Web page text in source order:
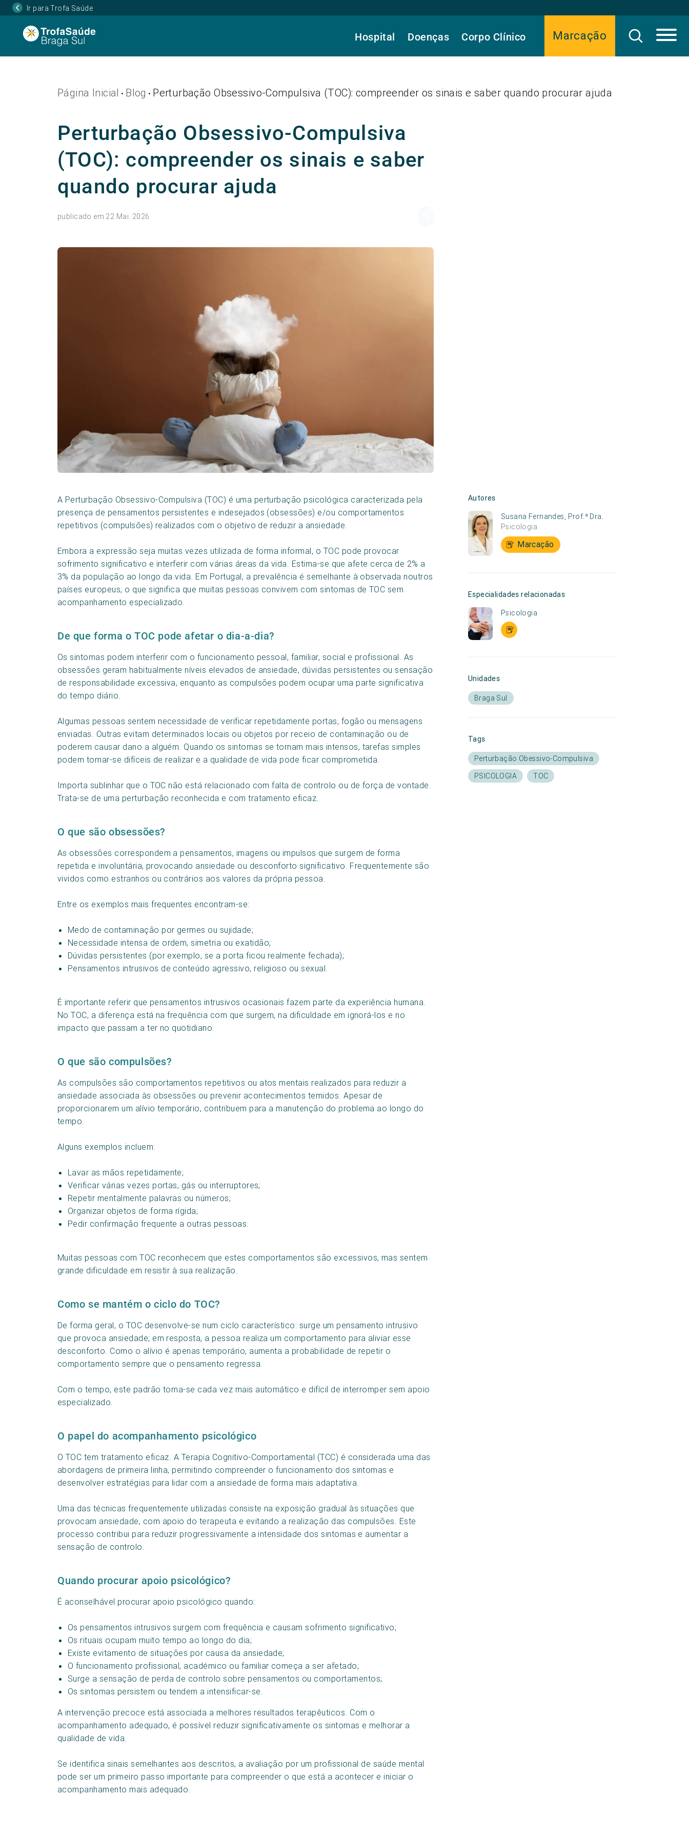
Ir para Trofa Saúde
Marcação
Hospital Doenças Corpo Clínico
Página Inicial • Blog • Perturbação Obsessivo-Compulsiva (TOC): compreender os sinais e saber quando procurar ajuda
Perturbação Obsessivo-Compulsiva
(TOC): compreender os sinais e saber
quando procurar ajuda
publicado em 22 Mai. 2026
A Perturbação Obsessivo-Compulsiva (TOC) é uma perturbação psicológica caracterizada pela
presença de pensamentos persistentes e indesejados (obsessões) e/ou comportamentos
repetitivos (compulsões) realizados com o objetivo de reduzir a ansiedade.
Embora a expressão seja muitas vezes utilizada de forma informal, o TOC pode provocar
sofrimento significativo e interferir com várias áreas da vida. Estima-se que afete cerca de 2% a
3% da população ao longo da vida. Em Portugal, a prevalência é semelhante à observada noutros
países europeus, o que significa que muitas pessoas convivem com sintomas de TOC sem
acompanhamento especializado.
De que forma o TOC pode afetar o dia-a-dia?
Os sintomas podem interferir com o funcionamento pessoal, familiar, social e profissional. As
obsessões geram habitualmente níveis elevados de ansiedade, dúvidas persistentes ou sensação
de responsabilidade excessiva, enquanto as compulsões podem ocupar uma parte significativa
do tempo diário.
Algumas pessoas sentem necessidade de verificar repetidamente portas, fogão ou mensagens
enviadas. Outras evitam determinados locais ou objetos por receio de contaminação ou de
poderem causar dano a alguém. Quando os sintomas se tornam mais intensos, tarefas simples
podem tornar-se difíceis de realizar e a qualidade de vida pode ficar comprometida.
Importa sublinhar que o TOC não está relacionado com falta de controlo ou de força de vontade.
Trata-se de uma perturbação reconhecida e com tratamento eficaz.
O que são obsessões?
As obsessões correspondem a pensamentos, imagens ou impulsos que surgem de forma
repetida e involuntária, provocando ansiedade ou desconforto significativo. Frequentemente são
vividos como estranhos ou contrários aos valores da própria pessoa.
Entre os exemplos mais frequentes encontram-se:
Medo de contaminação por germes ou sujidade;
Necessidade intensa de ordem, simetria ou exatidão;
Dúvidas persistentes (por exemplo, se a porta ficou realmente fechada);
Pensamentos intrusivos de conteúdo agressivo, religioso ou sexual.
É importante referir que pensamentos intrusivos ocasionais fazem parte da experiência humana.
No TOC, a diferença está na frequência com que surgem, na dificuldade em ignorá-los e no
impacto que passam a ter no quotidiano.
O que são compulsões?
As compulsões são comportamentos repetitivos ou atos mentais realizados para reduzir a
ansiedade associada às obsessões ou prevenir acontecimentos temidos. Apesar de
proporcionarem um alívio temporário, contribuem para a manutenção do problema ao longo do
tempo.
Alguns exemplos incluem:
Lavar as mãos repetidamente;
Verificar várias vezes portas, gás ou interruptores;
Repetir mentalmente palavras ou números;
Organizar objetos de forma rígida;
Pedir confirmação frequente a outras pessoas.
Muitas pessoas com TOC reconhecem que estes comportamentos são excessivos, mas sentem
grande dificuldade em resistir à sua realização.
Como se mantém o ciclo do TOC?
De forma geral, o TOC desenvolve-se num ciclo característico: surge um pensamento intrusivo
que provoca ansiedade; em resposta, a pessoa realiza um comportamento para aliviar esse
desconforto. Como o alívio é apenas temporário, aumenta a probabilidade de repetir o
comportamento sempre que o pensamento regressa.
Com o tempo, este padrão torna-se cada vez mais automático e difícil de interromper sem apoio
especializado.
O papel do acompanhamento psicológico
O TOC tem tratamento eficaz. A Terapia Cognitivo-Comportamental (TCC) é considerada uma das
abordagens de primeira linha, permitindo compreender o funcionamento dos sintomas e
desenvolver estratégias para lidar com a ansiedade de forma mais adaptativa.
Uma das técnicas frequentemente utilizadas consiste na exposição gradual às situações que
provocam ansiedade, com apoio do terapeuta e evitando a realização das compulsões. Este
processo contribui para reduzir progressivamente a intensidade dos sintomas e aumentar a
sensação de controlo.
Quando procurar apoio psicológico?
É aconselhável procurar apoio psicológico quando:
Os pensamentos intrusivos surgem com frequência e causam sofrimento significativo;
Os rituais ocupam muito tempo ao longo do dia;
Existe evitamento de situações por causa da ansiedade;
O funcionamento profissional, académico ou familiar começa a ser afetado;
Surge a sensação de perda de controlo sobre pensamentos ou comportamentos;
Os sintomas persistem ou tendem a intensificar-se.
A intervenção precoce está associada a melhores resultados terapêuticos. Com o
acompanhamento adequado, é possível reduzir significativamente os sintomas e melhorar a
qualidade de vida.
Se identifica sinais semelhantes aos descritos, a avaliação por um profissional de saúde mental
pode ser um primeiro passo importante para compreender o que está a acontecer e iniciar o
acompanhamento mais adequado.
Autores
Susana Fernandes, Prof.ª Dra.
Psicologia
Marcação
Especialidades relacionadas
Psicologia
Unidades
Braga Sul
Tags
Perturbação Obessivo-Compulsiva
PSICOLOGIA
TOC